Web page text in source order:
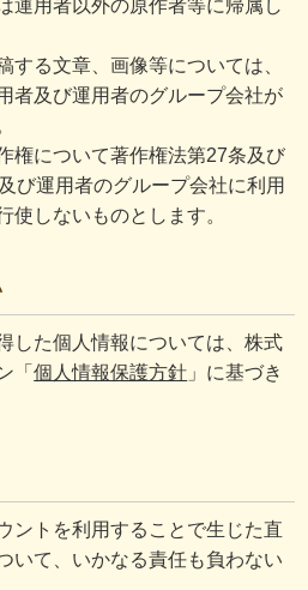
運用者以外の原作者等に帰属し
する文章、画像等については、
者及び運用者のグループ会社が
権について著作権法第27条及び
び運用者のグループ会社に利用
使しないものとします。
した個人情報については、株式
「個人情報保護方針 」に基づき
ントを利用することで生じた直
いて、いかなる責任も負わない